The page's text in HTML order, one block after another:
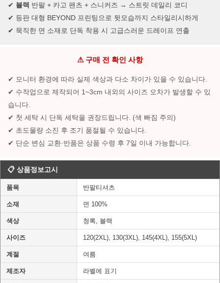
✔ 블랙 반팔 + 카고 팬츠 + 스니커즈 → 스트릿 데일리 코디
✔ 등판 대형 BEYOND 프린팅으로 뒷모습까지 스타일리시하게
✔ 묵직한 면 소재로 단독 착용 시 고급스러운 드레이프 연출
⚠ 구매 전 확인 사항
✔ 모니터 환경에 따라 실제 색상과 다소 차이가 있을 수 있습니다.
✔ 수작업으로 제작되어 1~3cm 내외의 사이즈 오차가 발생할 수 있
습니다.
✔ 첫 세탁 시 단독 세탁을 권장드립니다. (색 빠짐 주의)
✔ 초도물량 소진 후 조기 품절될 수 있습니다.
✔ 단순 변심 교환·반품은 상품 수령 후 7일 이내 가능합니다.
📋 상품정보고시
품목 반팔티셔츠
소재 면 100%
색상 청록, 블랙
사이즈 120(2XL), 130(3XL), 145(4XL), 155(5XL)
계절 여름
제조자 라벨에 표기